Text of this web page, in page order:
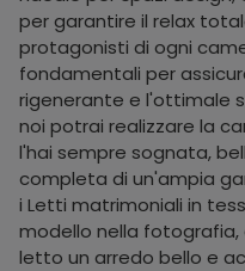
per garantire il relax
protagonisti di ogni
fondamentali per
rigenerante e l'ottimale
noi potrai realizzare la
l'hai sempre sognata,
completa di un'ampia
i Letti matrimoniali in
modello nella
letto un arredo bello e